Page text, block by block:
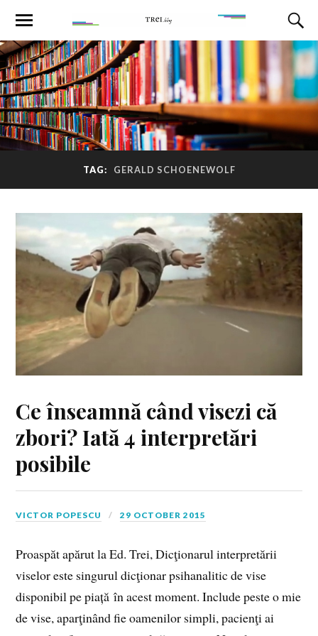
TAG: GERALD SCHOENEWOLF
Ce înseamnă când visezi că
zbori? Iată 4 interpretări
posibile
VICTOR POPESCU 29 OCTOBER 2015
Proaspăt apărut la Ed. Trei, Dicţionarul interpretării
viselor este singurul dicţionar psihanalitic de vise
disponibil pe piață în acest moment. Include peste o mie
de vise, aparţinând fie oamenilor simpli, pacienţi ai